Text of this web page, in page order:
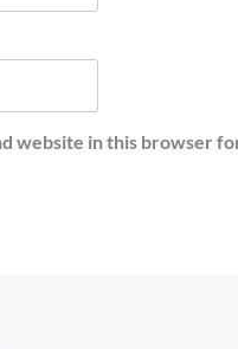
website in this browser